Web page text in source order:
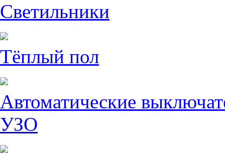
Светильники
Тёплый пол
Автоматические
УЗО